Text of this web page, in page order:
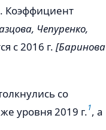
Коэффициент
Чепуренко,
с 2016 г. [Баринова
со
уровня 2019 г.1, а